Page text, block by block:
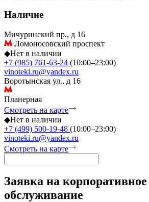
Наличие
Мичуринский пр., д 16
Ломоносовский проспект
◆Нет в наличии
+7 (985) 761-63-24 (10:00–23:00)
vinoteki.ru@yandex.ru
Воротынская ул., д 16
Планерная
Смотреть на карте
◆Нет в наличии
+7 (499) 500-19-48 (10:00–23:00)
vinoteki.ru@yandex.ru
Смотреть на карте
Заявка на корпоративное
обслуживание